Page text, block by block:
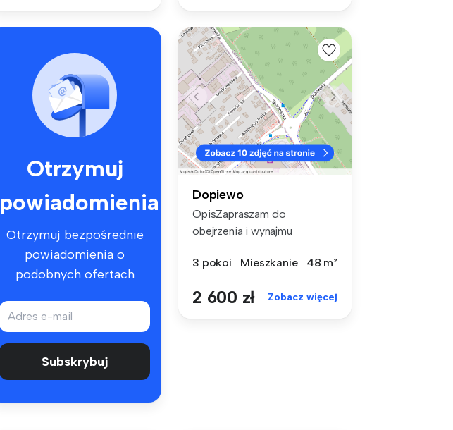
Otrzymuj
powiadomienia
Otrzymuj bezpośrednie
powiadomienia o
podobnych ofertach
Subskrybuj
Dopiewo
OpisZapraszam do
obejrzenia i wynajmu
3 pokoi
Mieszkanie 48 m²
2 600 zł Zobacz więcej